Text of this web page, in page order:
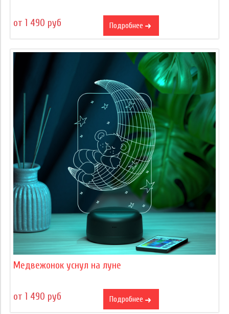
от 1 490 руб Подробнее
Медвежонок уснул на луне
от 1 490 руб Подробнее